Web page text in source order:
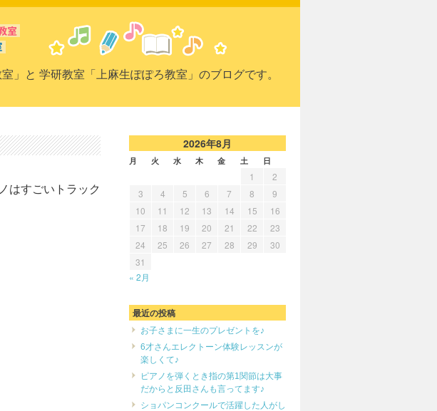
」と 学研教室「上麻生ぽぽろ教室」のブログです。
はすごいトラック
2026年8月
月 火 水 木 金 土 日
« 2月
1
2
3
4 5 6 7 8
9
10
11 12 13 14 15
16
17
18 19 20 21 22
23
24
25 26 27 28 29
30
31
最近の投稿
お子さまに一生のプレゼントを♪
6才さんエレクトーン体験レッスンが
楽しくて♪
ピアノを弾くとき指の第1関節は大事
だからと反田さんも言ってます♪
ショパンコンクールで活躍した人がし